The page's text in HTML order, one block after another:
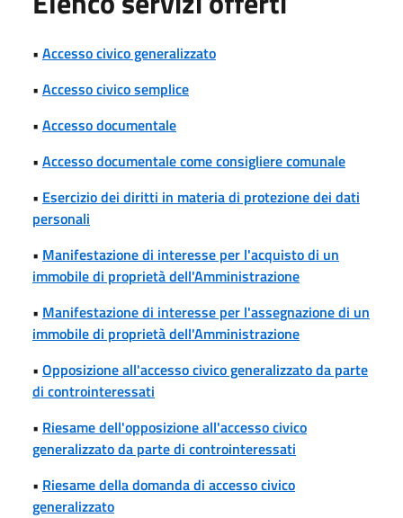
• Accesso civico generalizzato
• Accesso civico semplice
• Accesso documentale
• Accesso documentale come consigliere comunale
• Esercizio dei diritti in materia di protezione dei dati
personali
• Manifestazione di interesse per l'acquisto di un
immobile di proprietà dell'Amministrazione
• Manifestazione di interesse per l'assegnazione di un
immobile di proprietà dell'Amministrazione
• Opposizione all'accesso civico generalizzato da parte
di controinteressati
• Riesame dell'opposizione all'accesso civico
generalizzato da parte di controinteressati
• Riesame della domanda di accesso civico
generalizzato